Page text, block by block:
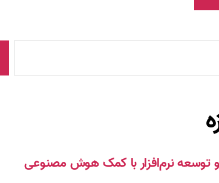
توسعه نرم‌افزار با کمک هوش مصنوعی